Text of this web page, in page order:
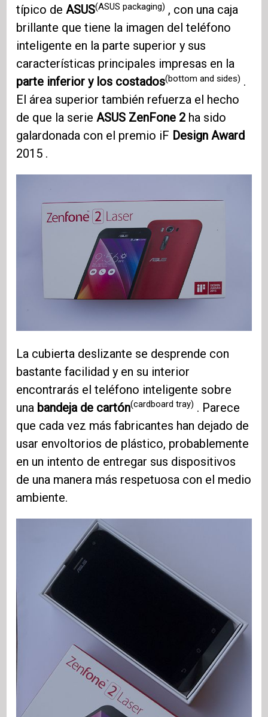
típico deASUS(ASUS packaging) , con una caja
brillante que tiene la imagen del teléfono
inteligente en la parte superior y sus
características principales impresas en la
parte inferior y los costados(bottom and sides) .
El área superior también refuerza el hecho
de que la serieASUS ZenFone 2 ha sido
galardonada con el premio iF Design Award
2015 .
La cubierta deslizante se desprende con
bastante facilidad y en su interior
encontrarás el teléfono inteligente sobre
una bandeja de cartón(cardboard tray) . Parece
que cada vez más fabricantes han dejado de
usar envoltorios de plástico, probablemente
en un intento de entregar sus dispositivos
de una manera más respetuosa con el medio
ambiente.